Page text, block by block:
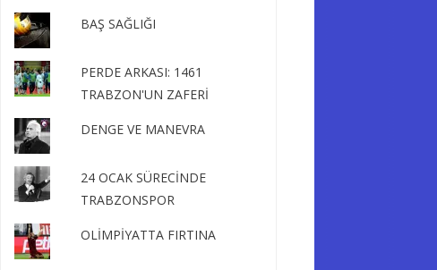
BAŞ SAĞLIĞI
PERDE ARKASI: 1461
TRABZON'UN ZAFERİ
DENGE VE MANEVRA
24 OCAK SÜRECİNDE
TRABZONSPOR
OLİMPİYATTA FIRTINA